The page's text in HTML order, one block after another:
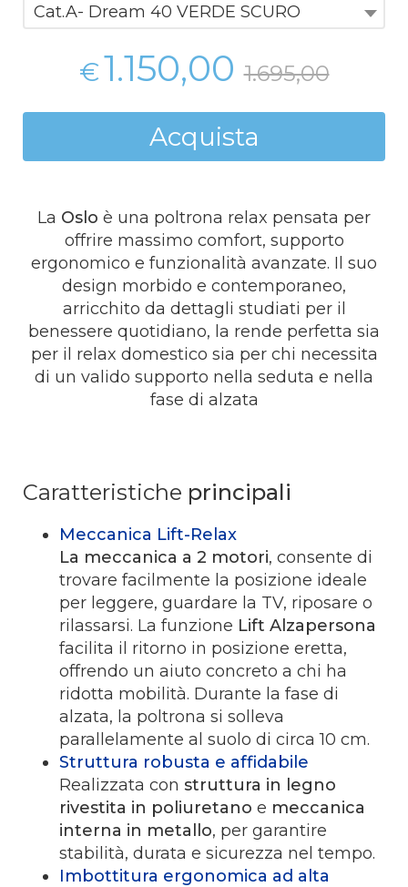
Cat.A- Dream 40 VERDE SCURO
€1.150,00 1.695,00
Acquista
La Oslo è una poltrona relax pensata per
offrire massimo comfort, supporto
ergonomico e funzionalità avanzate. Il suo
design morbido e contemporaneo,
arricchito da dettagli studiati per il
benessere quotidiano, la rende perfetta sia
per il relax domestico sia per chi necessita
di un valido supporto nella seduta e nella
fase di alzata
Caratteristiche principali
Meccanica Lift-Relax
La meccanica a 2 motori, consente di
trovare facilmente la posizione ideale
per leggere, guardare la TV, riposare o
rilassarsi. La funzione Lift Alzapersona
facilita il ritorno in posizione eretta,
offrendo un aiuto concreto a chi ha
ridotta mobilità. Durante la fase di
alzata, la poltrona si solleva
parallelamente al suolo di circa 10 cm.
Struttura robusta e affidabile
Realizzata con struttura in legno
rivestita in poliuretano e meccanica
interna in metallo, per garantire
stabilità, durata e sicurezza nel tempo.
Imbottitura ergonomica ad alta